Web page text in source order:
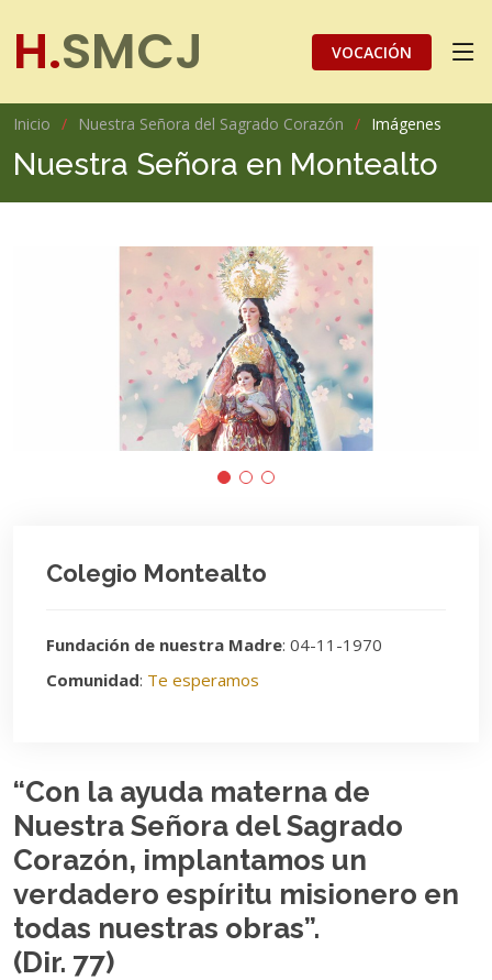
H.SMCJ VOCACIÓN
Inicio Nuestra Señora del Sagrado Corazón Imágenes
Nuestra Señora en Montealto
Colegio Montealto
Fundación de nuestra Madre: 04-11-1970
Comunidad: Te esperamos
“Con la ayuda materna de
Nuestra Señora del Sagrado
Corazón, implantamos un
verdadero espíritu misionero en
todas nuestras obras”.
(Dir. 77)